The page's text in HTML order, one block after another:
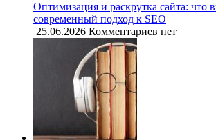
Оптимизация и раскрутка сайта: что
современный подход к SEO
25.06.2026 Комментариев нет